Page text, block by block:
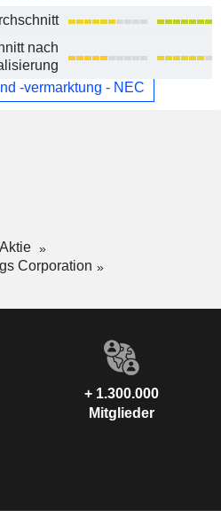
nach
-vermarktung - NEC
Corporation
+ 1.300.000
Mitglieder